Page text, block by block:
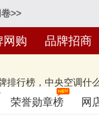
>>
网购 品牌招商
排行榜，中央空调什
、格力GREE、
后，仅供借鉴参考，
荣誉勋章榜 网